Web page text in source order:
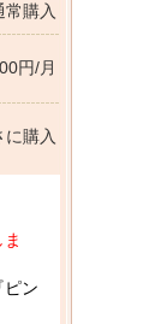
常購入
円/月
に購入
ピン